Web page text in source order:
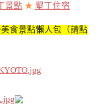
景點 ★ 墾丁住宿
食景點懶人包（請點